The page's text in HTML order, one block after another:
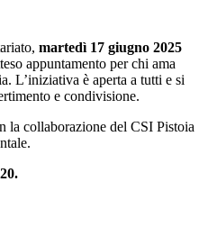
martedì 17 giugno 2025
appuntamento per chi ama
L’iniziativa è aperta a tutti e si
e condivisione.
la collaborazione del CSI Pistoia